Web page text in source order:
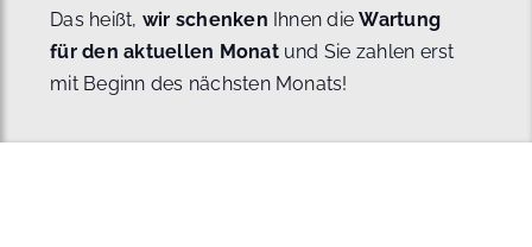
Das heißt, wir schenken Ihnen dieWartung
für den aktuellen Monat und Sie zahlen erst
mit Beginn des nächsten Monats!